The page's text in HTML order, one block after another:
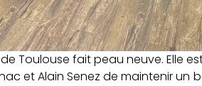
Toulouse fait peau neuve. Elle
et Alain Senez de maintenir un